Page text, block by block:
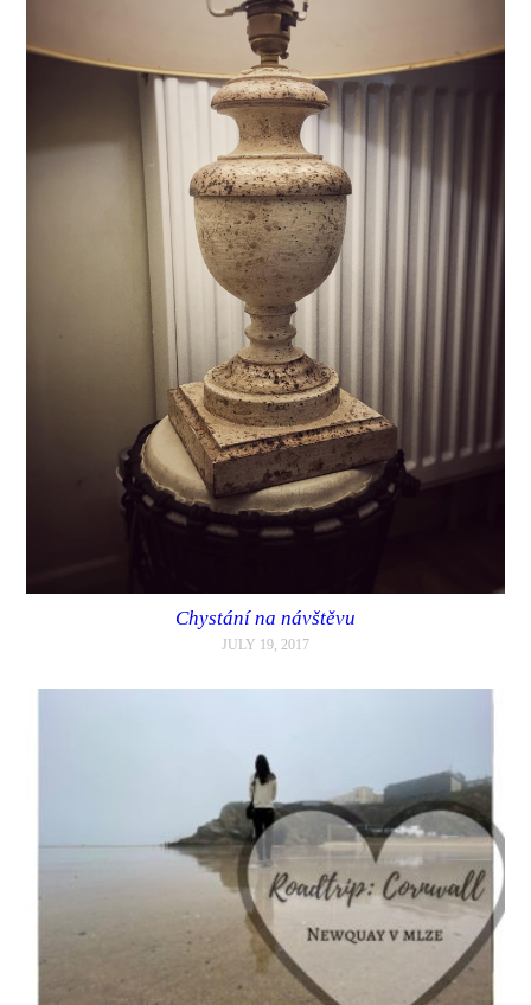
Chystání na návštěvu
JULY 19, 2017